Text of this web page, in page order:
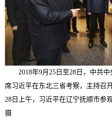
2018年9月25日至28日，中共中
席习近平在东北三省考察，主持召
28日上午，习近平在辽宁抚顺市
摄